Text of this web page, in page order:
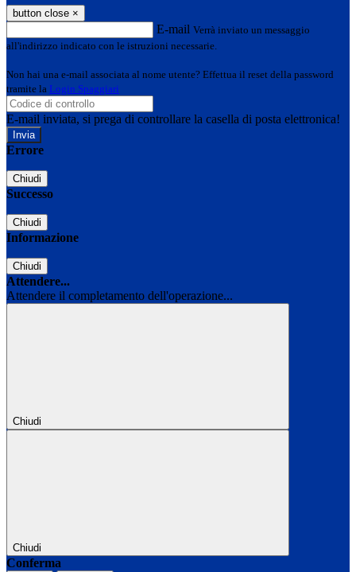
button close ×
E-mail Verrà inviato un messaggio
all'indirizzo indicato con le istruzioni necessarie.
Non hai una e-mail associata al nome utente? Effettua il reset della password
tramite la Login Spaggiari
E-mail inviata, si prega di controllare la casella di posta elettronica!
Errore
Chiudi
Successo
Chiudi
Informazione
Chiudi
Attendere...
Attendere il completamento dell'operazione...
Chiudi
Chiudi
Conferma